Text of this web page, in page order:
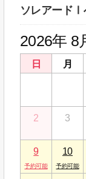
ソレアードⅠ
2026年 8
日 月
2 3
9 10